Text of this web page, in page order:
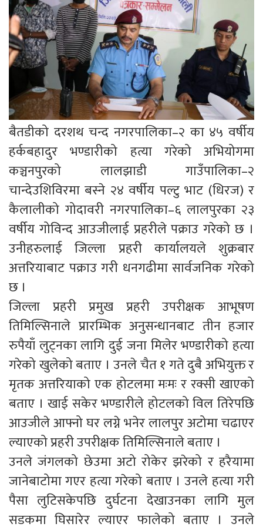
बैतडीको दरशथ चन्द नगरपालिका–२ का ४५ वर्षीय
हर्कबहादुर भण्डारीको हत्या गरेको अभियोगमा
कञ्चनपुरको लालझाडी गाउँपालिका–२
चान्देउशिविरमा बस्ने २४ वर्षीय पल्टु भाट (धिरज) र
कैलालीको गोदावरी नगरपालिका–६ लालपुरका २३
वर्षीय गोविन्द आउजीलाई प्रहरीले पक्राउ गरेको छ ।
उनीहरुलाई जिल्ला प्रहरी कार्यालयले शुक्रबार
अत्तरियाबाट पक्राउ गरी धनगढीमा सार्वजनिक गरेको
छ ।
जिल्ला प्रहरी प्रमुख प्रहरी उपरीक्षक आभूषण
तिमिल्सिनाले प्रारम्भिक अनुसन्धानबाट तीन हजार
रुपैयाँ लुट्नका लागि दुई जना मिलेर भण्डारीको हत्या
गरेको खुलेको बताए । उनले चैत १ गते दुबै अभियुक्त र
मृतक अत्तरियाको एक होटलमा मःमः र रक्सी खाएको
बताए । खाई सकेर भण्डारीले होटलको विल तिरेपछि
आउजीले आफ्नो घर लग्ने भनेर लालपुर अटोमा चढाएर
ल्याएको प्रहरी उपरीक्षक तिमिल्सिनाले बताए ।
उनले जंगलको छेउमा अटो रोकेर झरेको र हरैयामा
जानेबाटोमा गएर हत्या गरेको बताए । उनले हत्या गरी
पैसा लुटिसकेपछि दुर्घटना देखाउनका लागि मुल
सडकमा घिसारेर ल्याएर फालेको बताए । उनले